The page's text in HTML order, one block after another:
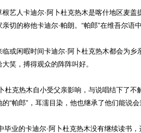
人卡迪尔·阿卜杜克热木是喀什地区麦盖
切的称他卡迪尔·帕朗。“帕郎”在维吾尔语
闲暇时间卡迪尔·阿卜杜克热木都会为乡
笑，搏得观众的阵阵叫好。
克热木自小受父亲影响，与说唱结下了不
“帕郎”，耳濡目染，他也继承了他们能说会
业的卡迪尔·阿卜杜克热木没有继续读书，